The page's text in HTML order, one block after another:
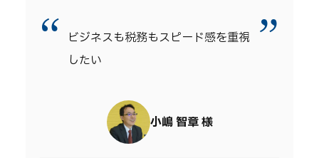
“
ビジネスも税務もスピード感を重視
したい
”
小嶋 智章 様